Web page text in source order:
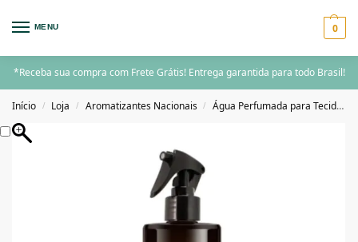
MENU 0
*Receba sua compra com Frete Grátis! Entrega garantida para todo Brasil!
Início / Loja / Aromatizantes Nacionais / Água Perfumada para Tecidos